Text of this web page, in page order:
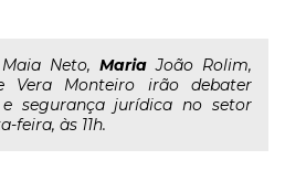
Neto, Maria João Rolim,
Vera Monteiro irão debater
segurança jurídica no setor
feira, às 11h.